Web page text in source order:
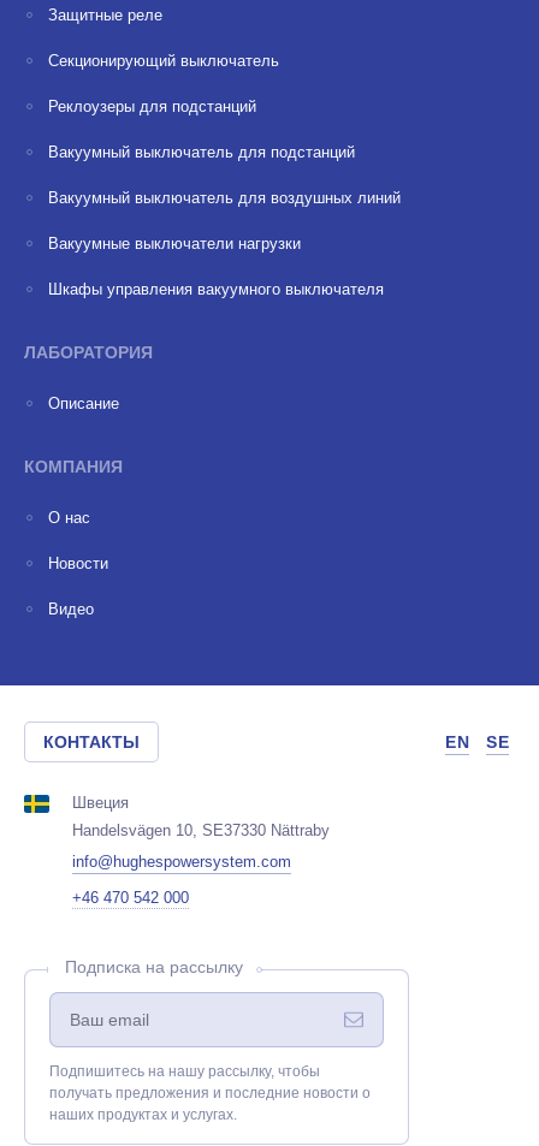
Защитные реле
Секционирующий выключатель
Реклоузеры для подстанций
Вакуумный выключатель для подстанций
Вакуумный выключатель для воздушных линий
Вакуумные выключатели нагрузки
Шкафы управления вакуумного выключателя
ЛАБОРАТОРИЯ
Описание
КОМПАНИЯ
О нас
Новости
Видео
КОНТАКТЫ EN SE
Швеция
Handelsvägen 10, SE37330 Nättraby
info@hughespowersystem.com
+46 470 542 000
Подписка на рассылку
Подпишитесь на нашу рассылку, чтобы
получать предложения и последние новости о
наших продуктах и услугах.